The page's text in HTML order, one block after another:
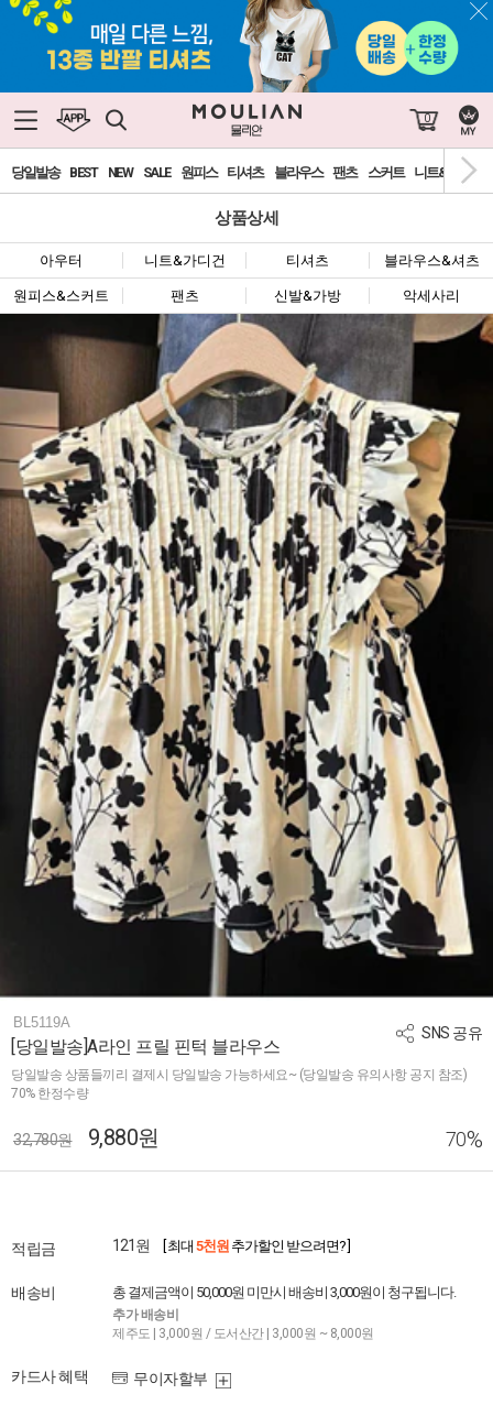
0
당일발송 BEST NEW SALE 원피스 티셔츠 블라우스 팬츠 스커트 니트&가디건
상품상세
아우터 니트&가디건 티셔츠 블라우스&셔츠
원피스&스커트 팬츠 신발&가방 악세사리
SNS 공유
BL5119A
[당일발송]A라인 프릴 핀턱 블라우스
당일발송 상품들끼리 결제시 당일발송 가능하세요~ (당일발송 유의사항 공지 참조)
70% 한정수량
32,780원 9,880원 70%
적립금 121원 [ 최대 5천원 추가할인 받으려면? ]
배송비 총 결제금액이 50,000원 미만시 배송비 3,000원이 청구됩니다.
추가 배송비
제주도 | 3,000원 / 도서산간 | 3,000원 ~ 8,000원
카드사 혜택 무이자할부